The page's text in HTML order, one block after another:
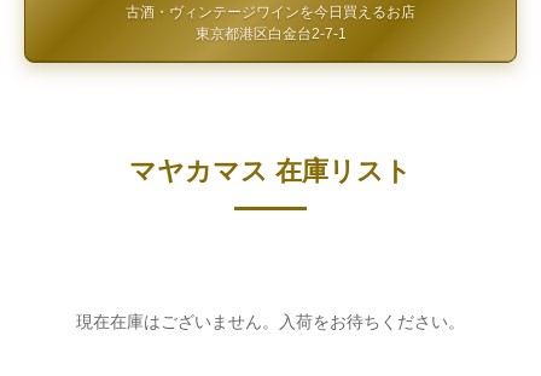
古酒・ヴィンテージワインを今日買えるお店
東京都港区白金台2-7-1
マヤカマス 在庫リスト
現在在庫はございません。入荷をお待ちください。